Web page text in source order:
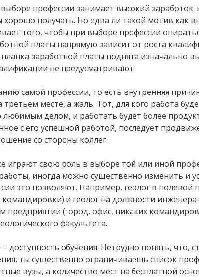
профессии занимает высокий заработок:
хорошо получать. Но едва ли такой мотив как
того, чтобы при выборе профессии
платы напрямую зависит от роста
заработной платы поднята изначально
не предусматривают.
самой профессии, то есть внутренняя
месте, а жаль. Тот, для кого работа
любимым делом, и работать будет более
с его успешной работой, последует
со стороны коллег.
играют свою роль в выборе той или иной
иногда можно существенно изменить и
это позволяют. Например, геолог в полевой
командировки) и геолог на должности
(город, офис, никаких
факультета.
доступность обучения. Нетрудно понять, что,
ты существенно ограничиваешь список
вузы, а количество мест на бесплатной